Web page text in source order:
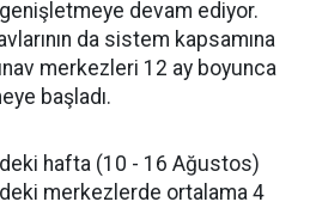
genişletmeye devam ediyor.
da sistem kapsamına
merkezleri 12 ay boyunca
başladı.
hafta (10 - 16 Ağustos)
merkezlerde ortalama 4